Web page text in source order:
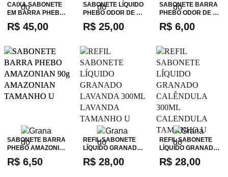
CAIXA SABONETE
EM BARRA PHEB…
R$ 45,00
SABONETE LÍQUIDO
PHEBO ODOR DE …
R$ 25,00
SABONETE BARRA
PHEBO ODOR DE …
R$ 6,00
SABONETE BARRA
PHEBO AMAZONI…
R$ 6,50
REFIL SABONETE
LÍQUIDO GRANAD…
R$ 28,00
REFIL SABONETE
LÍQUIDO GRANAD…
R$ 28,00